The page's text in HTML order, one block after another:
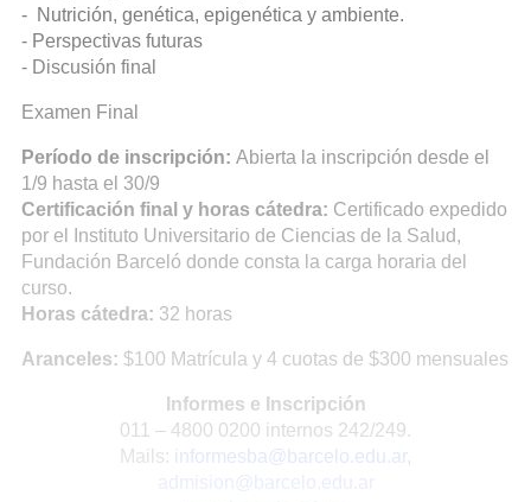
- Nutrición, genética, epigenética y ambiente.
- Perspectivas futuras
- Discusión final
Examen Final
Período de inscripción: Abierta la inscripción desde el
1/9 hasta el 30/9
Certificación final y horas cátedra: Certificado expedido
por el Instituto Universitario de Ciencias de la Salud,
Fundación Barceló donde consta la carga horaria del
curso.
Horas cátedra: 32 horas
Aranceles: $100 Matrícula y 4 cuotas de $300 mensuales
Informes e Inscripción
011 – 4800 0200 internos 242/249.
Mails: informesba@barcelo.edu.ar,